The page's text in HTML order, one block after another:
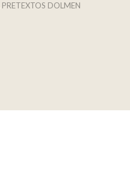
PRETEXTOS DOLMEN